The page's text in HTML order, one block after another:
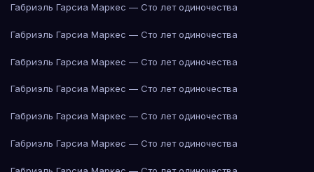
Габриэль Гарсиа Маркес — Сто лет одиночества
Габриэль Гарсиа Маркес — Сто лет одиночества
Габриэль Гарсиа Маркес — Сто лет одиночества
Габриэль Гарсиа Маркес — Сто лет одиночества
Габриэль Гарсиа Маркес — Сто лет одиночества
Габриэль Гарсиа Маркес — Сто лет одиночества